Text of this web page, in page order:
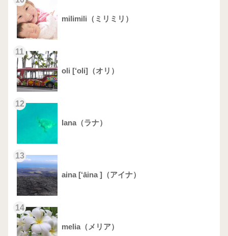
milimili（ミリミリ）
11
oli [‘oli]（オリ）
12
lana（ラナ）
13
aina [‘āina ]（アイナ）
14
melia（メリア）